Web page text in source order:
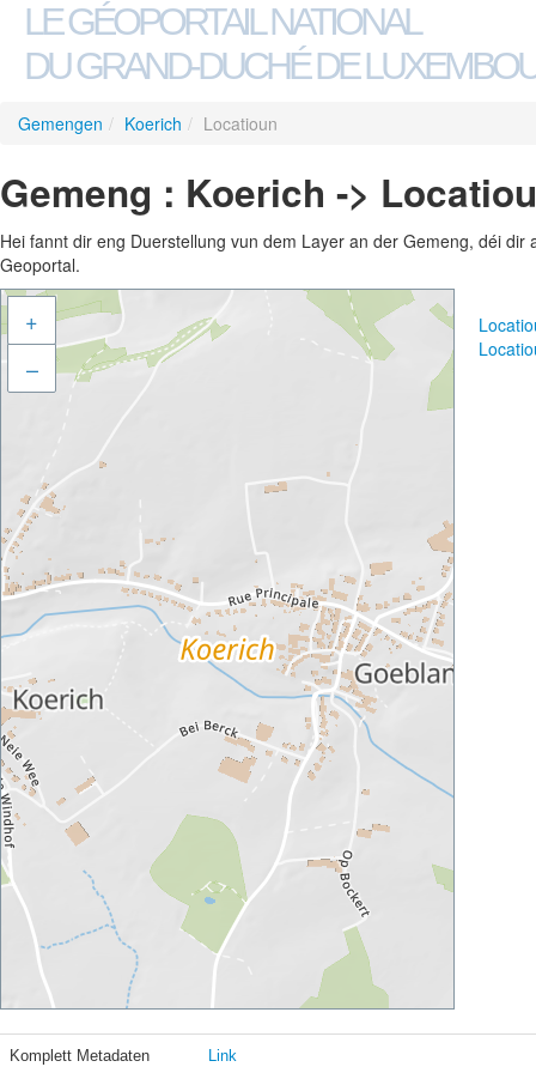
LE GÉOPORTAIL NATIONAL
DU GRAND-DUCHÉ DE
Gemengen / Koerich / Locatioun
Gemeng : Koerich ->
Hei fannt dir eng Duerstellung vun dem Layer an der Gemeng, déi
Geoportal.
+
–
Komplett Metadaten Link